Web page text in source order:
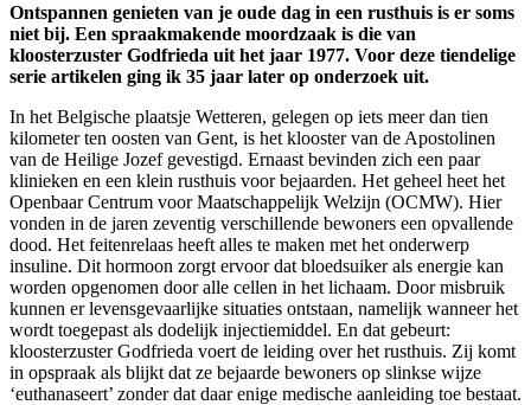
Ontspannen genieten van je oude dag in een rusthuis is er soms
niet bij. Een spraakmakende moordzaak is die van
kloosterzuster Godfrieda uit het jaar 1977. Voor deze tiendelige
serie artikelen ging ik 35 jaar later op onderzoek uit.
In het Belgische plaatsje Wetteren, gelegen op iets meer dan tien
kilometer ten oosten van Gent, is het klooster van de Apostolinen
van de Heilige Jozef gevestigd. Ernaast bevinden zich een paar
klinieken en een klein rusthuis voor bejaarden. Het geheel heet het
Openbaar Centrum voor Maatschappelijk Welzijn (OCMW). Hier
vonden in de jaren zeventig verschillende bewoners een opvallende
dood. Het feitenrelaas heeft alles te maken met het onderwerp
insuline. Dit hormoon zorgt ervoor dat bloedsuiker als energie kan
worden opgenomen door alle cellen in het lichaam. Door misbruik
kunnen er levensgevaarlijke situaties ontstaan, namelijk wanneer het
wordt toegepast als dodelijk injectiemiddel. En dat gebeurt:
kloosterzuster Godfrieda voert de leiding over het rusthuis. Zij komt
in opspraak als blijkt dat ze bejaarde bewoners op slinkse wijze
‘euthanaseert’ zonder dat daar enige medische aanleiding toe bestaat.